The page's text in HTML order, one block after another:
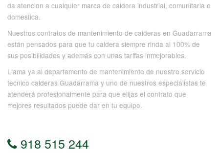
da atencion a cualquier marca de caldera industrial, comunitaria o
domestica.
Nuestros contratos de mantenimiento de calderas en Guadarrama
están pensados para que tu caldera siempre rinda al 100% de
sus posibilidades y además con unas tarifas inmejorables.
Llama ya al departamento de mantenimiento de nuestro servicio
tecnico calderas Guadarrama y uno de nuestros especialistas te
atenderá profesionalmente para que elijas el contrato que
mejores resultados puede dar en tu equipo.
918 515 244